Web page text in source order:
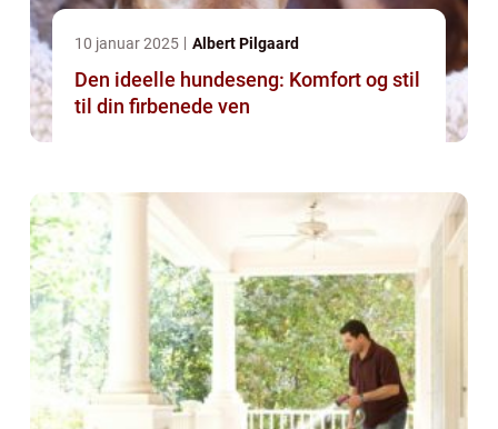
10 januar 2025 Albert Pilgaard
Den ideelle hundeseng: Komfort og stil
til din firbenede ven